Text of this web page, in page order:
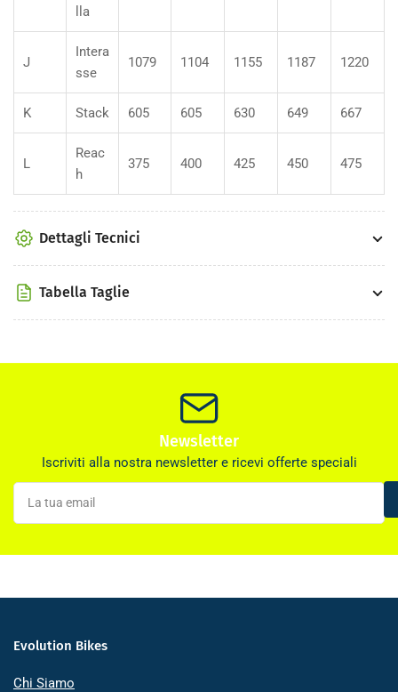
lla
J
Intera
sse
1079 1104 1155 1187 1220
K Stack 605 605 630 649 667
L
Reac
h
375 400 425 450 475
Dettagli Tecnici
Tabella Taglie
Newsletter
Iscriviti alla nostra newsletter e ricevi offerte speciali
La
tua
email
Evolution Bikes
Chi Siamo